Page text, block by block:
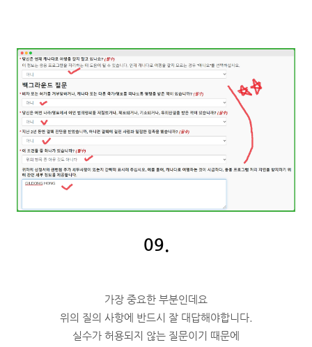
09.
가장 중요한 부분인데요
위의 질의 사항에 반드시 잘 대답해야합니다.
실수가 허용되지 않는 질문이기 때문에